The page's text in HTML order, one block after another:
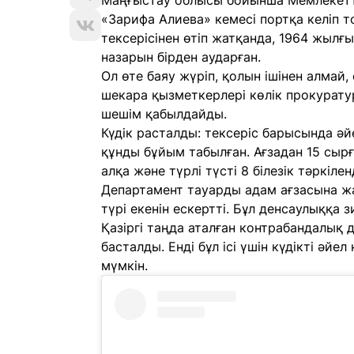
«Зарифа Алиева» кемесі портқа келіп
тексерісінен өтіп жатқанда, 1964
назарын бірден аударған.
Ол өте баяу жүріп, қолын ішінен
шекара қызметкерлері көлік
шешім қабылдайды.
Күдік расталды: тексеріс барысында
құнды бұйым табылған. Ағзадан 15
алқа және түрлі түсті 8 білезік
Департамент тауарды адам ағзасына
түрі екенін ескертті. Бұл денсаулыққа
Қазіргі таңда аталған
басталды. Енді бұл ісі үшін күдікті
мүмкін.